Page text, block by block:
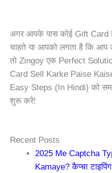
अगर आपके पास कोई Gift Card
चाहते या आपको लगता है कि आप
तो Zingoy एक Perfect
Card Sell Karke Paise
Easy Steps (In Hindi) को
शुरू करे!
Recent Posts
2025 Me Captcha
Kamaye? कैप्चा